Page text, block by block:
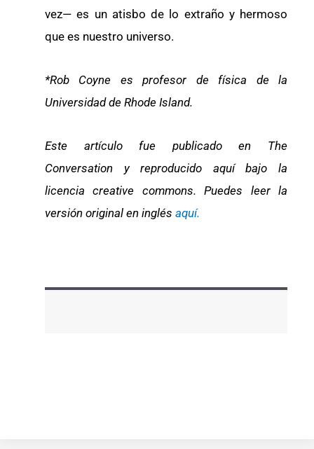
vez— es un atisbo de lo extraño y hermoso
que es nuestro universo.
*Rob Coyne es profesor de física de la
Universidad de Rhode Island.
Este artículo fue publicado en The
Conversation y reproducido aquí bajo la
licencia creative commons. Puedes leer la
versión original en inglés aquí.